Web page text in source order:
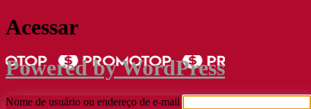
Acessar
Powered by WordPress
Nome de usuário ou endereço de e-mail